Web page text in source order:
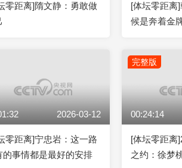
零距离]隋文静：勇敢做
[体坛零距离
候是奔着金
2026-03-12
零距离]宁忠岩：这一路
的事情都是最好的安排
完整版
00:24:14
[体坛零距离
之约：徐梦